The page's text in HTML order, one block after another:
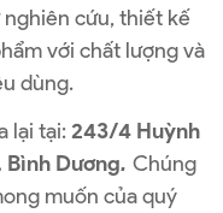
cứu, thiết kế
với chất lượng và
dùng.
lại tại:243/4 Huỳnh
Bình Dương. Chúng
muốn của quý